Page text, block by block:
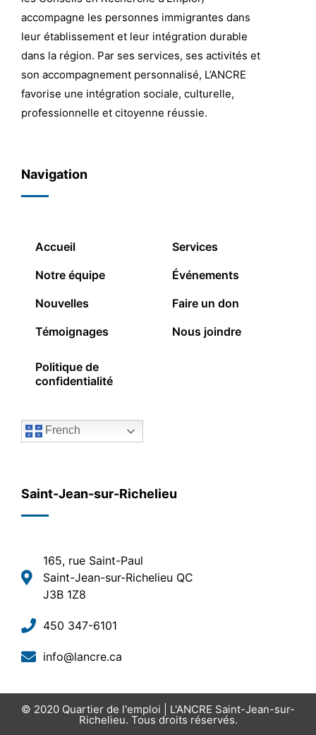
accompagne les personnes immigrantes dans
leur établissement et leur intégration durable
dans la région. Par ses services, ses activités et
son accompagnement personnalisé, L’ANCRE
favorise une intégration sociale, culturelle,
professionnelle et citoyenne réussie.
Navigation
Accueil
Notre équipe
Nouvelles
Témoignages
Services
Événements
Faire un don
Nous joindre
Politique de
confidentialité
French
Saint-Jean-sur-Richelieu
165, rue Saint-Paul
Saint-Jean-sur-Richelieu QC
J3B 1Z8
450 347-6101
info@lancre.ca
© 2020 Quartier de l'emploi | L'ANCRE Saint-Jean-sur-
Richelieu. Tous droits réservés.